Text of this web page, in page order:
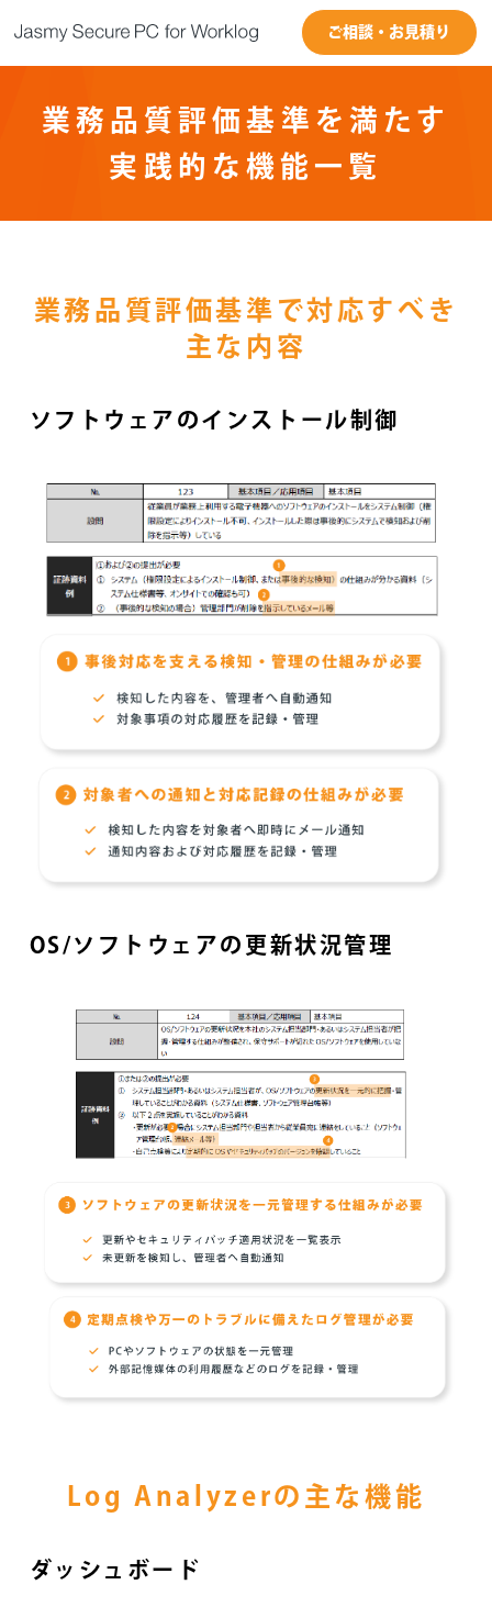
ご相談・お見積り
業務品質評価基準を満たす
実践的な機能一覧
業務品質評価基準で対応すべき
主な内容
ソフトウェアのインストール制御
OS/ソフトウェアの更新状況管理
Log Analyzerの主な機能
ダッシュボード